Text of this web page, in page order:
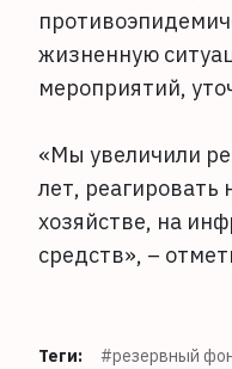
жизненную
мероприятий,
«Мы увеличили
лет,
хозяйстве, на
средств», –
Теги: #резервный